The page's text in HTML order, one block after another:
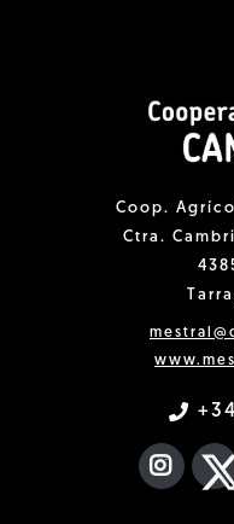
Coop.
Ctra.